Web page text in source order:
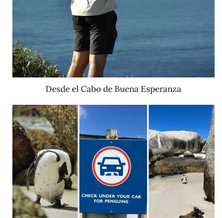
Desde el Cabo de Buena Esperanza